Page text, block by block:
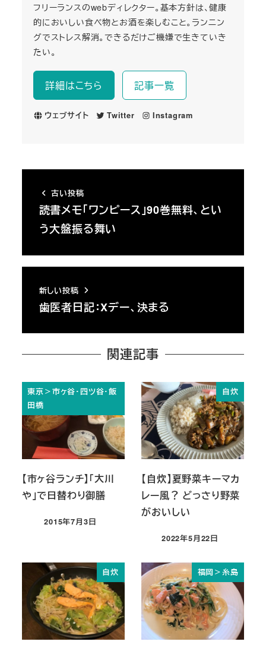
フリーランスのwebディレクター。基本方針は、健康
的においしい食べ物とお酒を楽しむこと。ランニン
グでストレス解消。できるだけご機嫌で生きていき
たい。
詳細はこちら 記事一覧
ウェブサイト Twitter Instagram
古い投稿
読書メモ「ワンピース」90巻無料、とい
う大盤振る舞い
新しい投稿
歯医者日記：Xデー、決まる
関連記事
東京＞市ヶ谷・四ツ谷・飯
田橋
【市ヶ谷ランチ】「大川
や」で日替わり御膳
投稿日
2015年7月3日
自炊
【自炊】夏野菜キーマカ
レー風？ どっさり野菜
がおいしい
投稿日
2022年5月22日
自炊 福岡＞糸島